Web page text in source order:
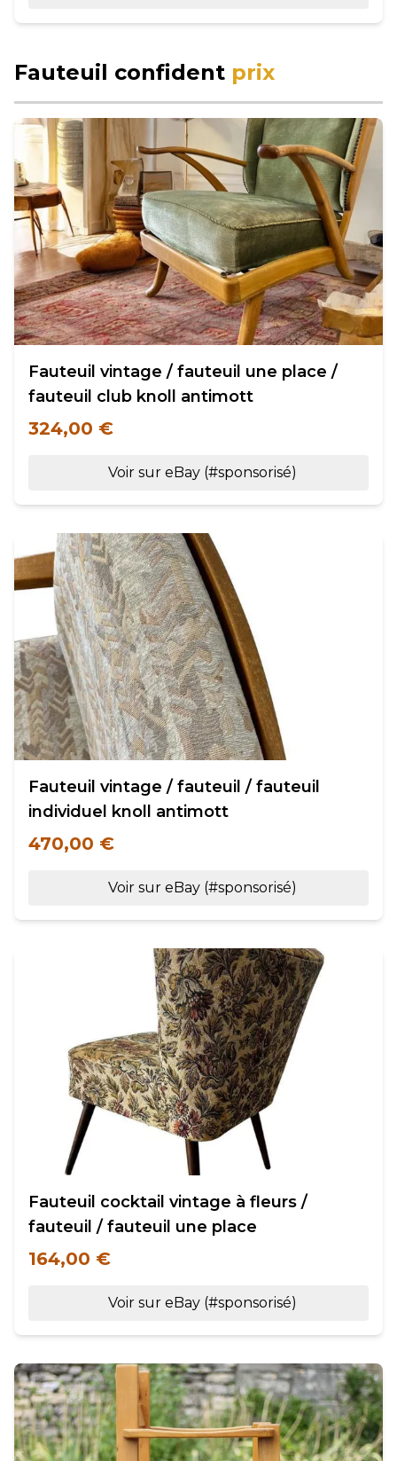
Fauteuil confident prix
Fauteuil vintage / fauteuil une place /
fauteuil club knoll antimott
324,00 €
Voir sur eBay (#sponsorisé)
Fauteuil vintage / fauteuil / fauteuil
individuel knoll antimott
470,00 €
Voir sur eBay (#sponsorisé)
Fauteuil cocktail vintage à fleurs /
fauteuil / fauteuil une place
164,00 €
Voir sur eBay (#sponsorisé)